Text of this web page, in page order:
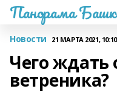
Панорама
Новости 21 МАРТА 2021, 10:10
Чего ждать
ветреника?